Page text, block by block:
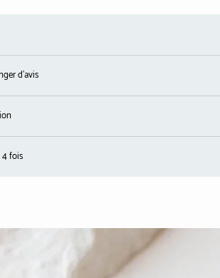
d'avis
4 fois